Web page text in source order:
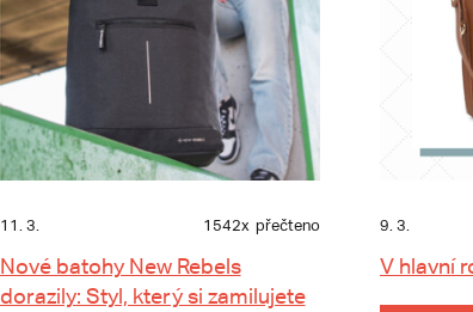
11. 3. 1542x přečteno
Nové batohy New Rebels
dorazily: Styl, který si zamilujete
9. 3.
V hlavní